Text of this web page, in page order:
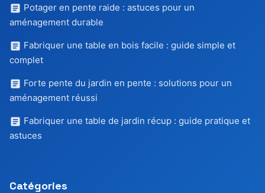
Potager en pente raide : astuces pour un
aménagement durable
Fabriquer une table en bois facile : guide simple et
complet
Forte pente du jardin en pente : solutions pour un
aménagement réussi
Fabriquer une table de jardin récup : guide pratique et
astuces
Catégories